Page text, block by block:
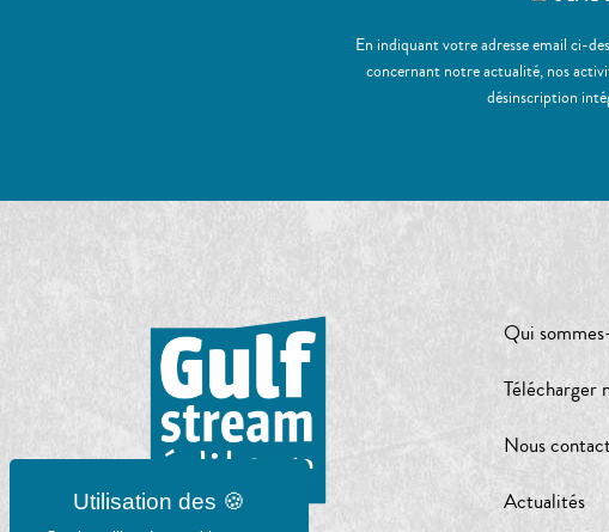
En indiquant votre adresse email ci-
concernant notre actualité, nos
désinscription
Qui
Télécharger
Nous
Actualités